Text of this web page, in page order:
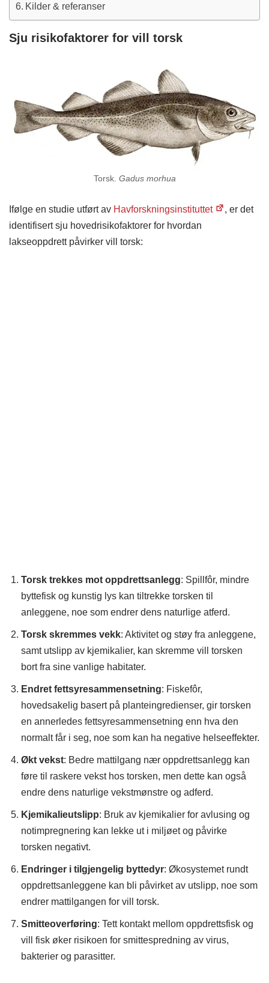
Kilder & referanser
Sju risikofaktorer for vill torsk
Torsk. Gadus morhua
Ifølge en studie utført av Havforskningsinstituttet
, er det
identifisert sju hovedrisikofaktorer for hvordan
lakseoppdrett påvirker vill torsk:
Torsk trekkes mot oppdrettsanlegg: Spillfôr, mindre
byttefisk og kunstig lys kan tiltrekke torsken til
anleggene, noe som endrer dens naturlige atferd.
Torsk skremmes vekk: Aktivitet og støy fra anleggene,
samt utslipp av kjemikalier, kan skremme vill torsken
bort fra sine vanlige habitater.
Endret fettsyresammensetning: Fiskefôr,
hovedsakelig basert på planteingredienser, gir torsken
en annerledes fettsyresammensetning enn hva den
normalt får i seg, noe som kan ha negative helseeffekter.
Økt vekst: Bedre mattilgang nær oppdrettsanlegg kan
føre til raskere vekst hos torsken, men dette kan også
endre dens naturlige vekstmønstre og adferd.
Kjemikalieutslipp: Bruk av kjemikalier for avlusing og
notimpregnering kan lekke ut i miljøet og påvirke
torsken negativt.
Endringer i tilgjengelig byttedyr: Økosystemet rundt
oppdrettsanleggene kan bli påvirket av utslipp, noe som
endrer mattilgangen for vill torsk.
Smitteoverføring: Tett kontakt mellom oppdrettsfisk og
vill fisk øker risikoen for smittespredning av virus,
bakterier og parasitter.